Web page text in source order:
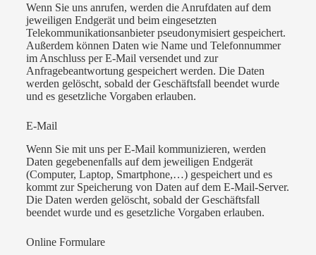
Wenn Sie uns anrufen, werden die Anrufdaten auf dem
jeweiligen Endgerät und beim eingesetzten
Telekommunikationsanbieter pseudonymisiert gespeichert.
Außerdem können Daten wie Name und Telefonnummer
im Anschluss per E-Mail versendet und zur
Anfragebeantwortung gespeichert werden. Die Daten
werden gelöscht, sobald der Geschäftsfall beendet wurde
und es gesetzliche Vorgaben erlauben.
E-Mail
Wenn Sie mit uns per E-Mail kommunizieren, werden
Daten gegebenenfalls auf dem jeweiligen Endgerät
(Computer, Laptop, Smartphone,…) gespeichert und es
kommt zur Speicherung von Daten auf dem E-Mail-Server.
Die Daten werden gelöscht, sobald der Geschäftsfall
beendet wurde und es gesetzliche Vorgaben erlauben.
Online Formulare